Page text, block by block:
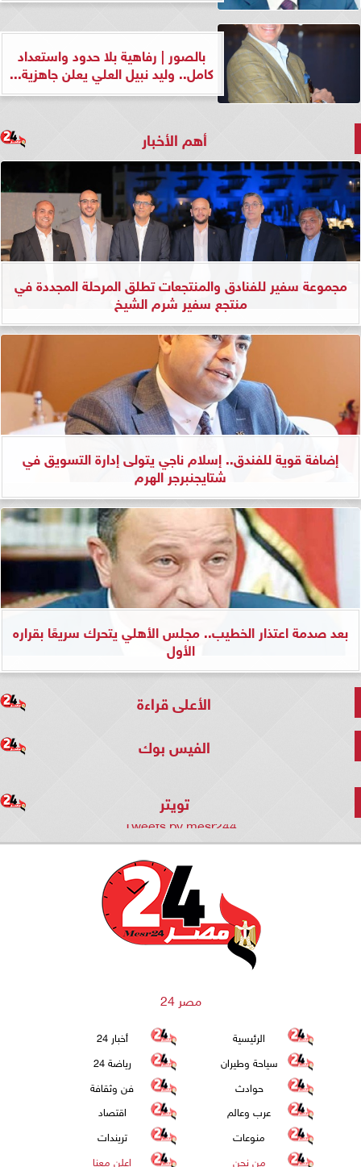
بالصور | رفاهية بلا حدود واستعداد
كامل.. وليد نبيل العلي يعلن جاهزية...
أهم الأخبار
مجموعة سفير للفنادق والمنتجعات تطلق المرحلة المجددة في
منتجع سفير شرم الشيخ
إضافة قوية للفندق.. إسلام ناجي يتولى إدارة التسويق في
شتايجنبرجر الهرم
بعد صدمة اعتذار الخطيب.. مجلس الأهلي يتحرك سريعًا بقراره
الأول
الأعلى قراءة
الفيس بوك
تويتر
Tweets by mesr244
مصر 24
الرئيسية
أخبار 24
سياحة وطيران
رياضة 24
حوادث
فن وثقافة
عرب وعالم
اقتصاد
منوعات
تريندات
من نحن
اعلن معنا